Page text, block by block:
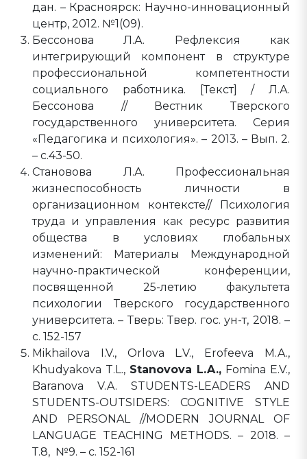
дан. – Красноярск: Научно-инновационный
центр, 2012. №1(09).
Бессонова Л.А. Рефлексия как
интегрирующий компонент в структуре
профессиональной компетентности
социального работника. [Текст] / Л.А.
Бессонова // Вестник Тверского
государственного университета. Серия
«Педагогика и психология». – 2013. – Вып. 2.
– с.43-50.
Становова Л.А. Профессиональная
жизнеспособность личности в
организационном контексте// Психология
труда и управления как ресурс развития
общества в условиях глобальных
изменений: Материалы Международной
научно-практической конференции,
посвященной 25-летию факультета
психологии Тверского государственного
университета. – Тверь: Твер. гос. ун-т, 2018. –
с. 152-157
Mikhailova I.V., Orlova L.V., Erofeeva M.A.,
Khudyakova T.L., Stanovova L.A., Fomina E.V.,
Baranova V.A. STUDENTS-LEADERS AND
STUDENTS-OUTSIDERS: COGNITIVE STYLE
AND PERSONAL //MODERN JOURNAL OF
LANGUAGE TEACHING METHODS. – 2018. –
Т.8, №9. – с. 152-161